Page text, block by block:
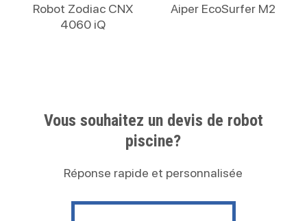
Robot Zodiac CNX
4060 iQ
Aiper EcoSurfer M2
Vous souhaitez un devis de robot
piscine?
Réponse rapide et personnalisée
Contactez nous